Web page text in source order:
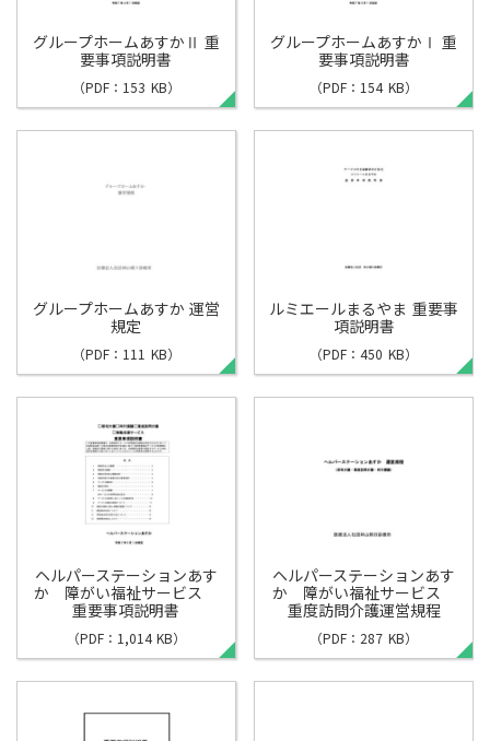
グループホームあすかⅡ 重
要事項説明書
（PDF：153 KB）
グループホームあすかⅠ 重
要事項説明書
（PDF：154 KB）
グループホームあすか 運営
規定
（PDF：111 KB）
ルミエールまるやま 重要事
項説明書
（PDF：450 KB）
ヘルパーステーションあす
か 障がい福祉サービス
重要事項説明書
（PDF：1,014 KB）
ヘルパーステーションあす
か 障がい福祉サービス
重度訪問介護運営規程
（PDF：287 KB）